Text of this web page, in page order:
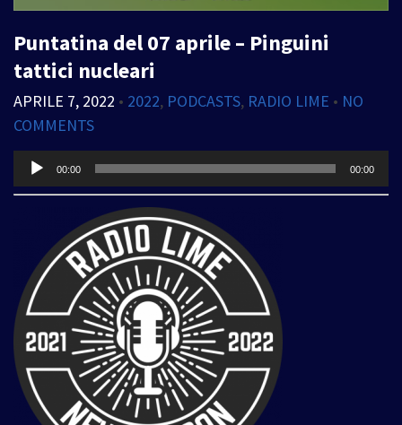
Puntatina del 07 aprile – Pinguini
tattici nucleari
APRILE 7, 2022 • 2022, PODCASTS, RADIO LIME • NO
COMMENTS
Audio
Player
00:00 00:00